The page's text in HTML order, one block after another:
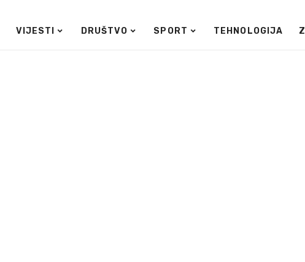
VIJESTI DRUŠTVO SPORT TEHNOLOGIJA